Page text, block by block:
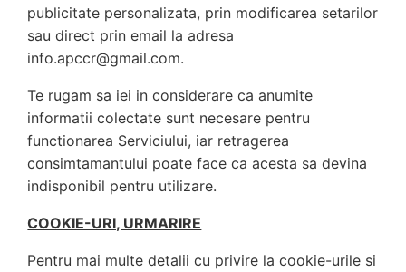
publicitate personalizata, prin modificarea setarilor
sau direct prin email la adresa
info.apccr@gmail.com.
Te rugam sa iei in considerare ca anumite
informatii colectate sunt necesare pentru
functionarea Serviciului, iar retragerea
consimtamantului poate face ca acesta sa devina
indisponibil pentru utilizare.
COOKIE-URI, URMARIRE
Pentru mai multe detalii cu privire la cookie-urile si